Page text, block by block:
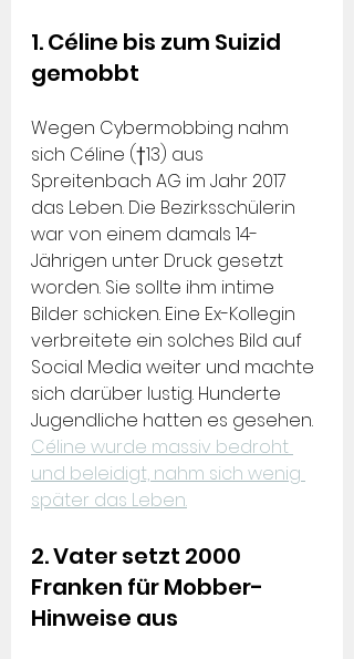
1. Céline bis zum Suizid
gemobbt
Wegen Cybermobbing nahm
sich Céline (†13) aus
Spreitenbach AG im Jahr 2017
das Leben. Die Bezirksschülerin
war von einem damals 14-
Jährigen unter Druck gesetzt
worden. Sie sollte ihm intime
Bilder schicken. Eine Ex-Kollegin
verbreitete ein solches Bild auf
Social Media weiter und machte
sich darüber lustig. Hunderte
Jugendliche hatten es gesehen.
Céline wurde massiv bedroht
und beleidigt, nahm sich wenig
später das Leben.
2. Vater setzt 2000
Franken für Mobber-
Hinweise aus